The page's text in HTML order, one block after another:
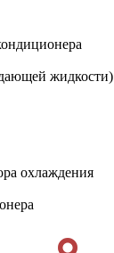
жидкости)
охлаждения